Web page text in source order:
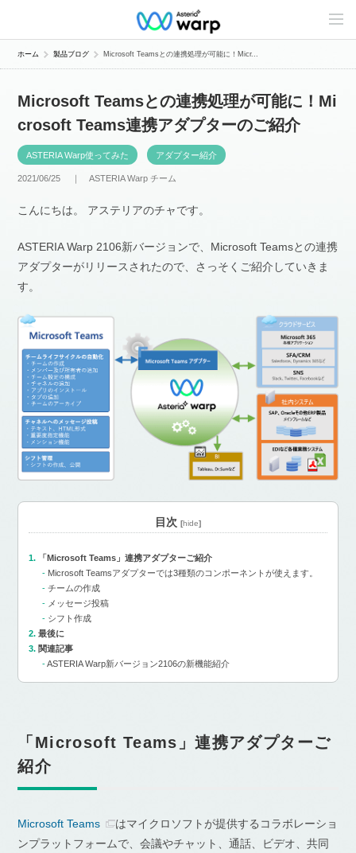
C
n
e
ホーム 製品ブログ Microsoft Teamsとの連携処理が可能に！Micr...
Microsoft Teamsとの連携処理が可能に！Mi
crosoft Teams連携アダプターのご紹介
ASTERIA Warp使ってみた アダプター紹介
2021/06/25 ｜ASTERIA Warp チーム
こんにちは。 アステリアのチャです。
ASTERIA Warp 2106新バージョンで、Microsoft Teamsとの連携
アダプターがリリースされたので、さっそくご紹介していきま
す。
目次 [hide]
「Microsoft Teams」連携アダプターご紹介
Microsoft Teamsアダプターでは3種類のコンポーネントが使えます。
チームの作成
メッセージ投稿
シフト作成
最後に
関連記事
ASTERIA Warp新バージョン2106の新機能紹介
「Microsoft Teams」連携アダプターご
紹介
Microsoft Teams
はマイクロソフトが提供するコラボレーショ
ンプラットフォームで、会議やチャット、通話、ビデオ、共同